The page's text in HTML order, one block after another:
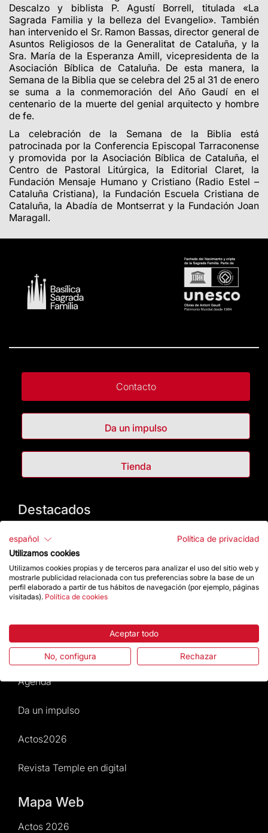
Descalzo y biblista P. Agustí Borrell, titulada «La
Sagrada Familia y la belleza del Evangelio». También
han intervenido el Sr. Ramon Bassas, director general de
Asuntos Religiosos de la Generalitat de Cataluña, y la
Sra. María de la Esperanza Amill, vicepresidenta de la
Asociación Bíblica de Cataluña. De esta manera, la
Semana de la Biblia que se celebra del 25 al 31 de enero
se suma a la conmemoración del Año Gaudí en el
centenario de la muerte del genial arquitecto y hombre
de fe.
La celebración de la Semana de la Biblia está
patrocinada por la Conferencia Episcopal Tarraconense
y promovida por la Asociación Bíblica de Cataluña, el
Centro de Pastoral Litúrgica, la Editorial Claret, la
Fundación Mensaje Humano y Cristiano (Radio Estel –
Cataluña Cristiana), la Fundación Escuela Cristiana de
Cataluña, la Abadía de Montserrat y la Fundación Joan
Maragall.
Contacto
Da un impulso
Tienda
Destacados
La Fundación
Preguntas frecuentes
Atención al Visitante
Normativa y condiciones de compra
Noticias y Actualidad
Agenda
Da un impulso
Actos2026
Revista Temple en digital
Mapa Web
Actos 2026
español
Política de privacidad
Utilizamos cookies
Utilizamos cookies propias y de terceros para analizar el uso del sitio web y
mostrarle publicidad relacionada con tus preferencias sobre la base de un
perfil elaborado a partir de tus hábitos de navegación (por ejemplo, páginas
visitadas). Política de cookies
Aceptar todo
No, configura Rechazar